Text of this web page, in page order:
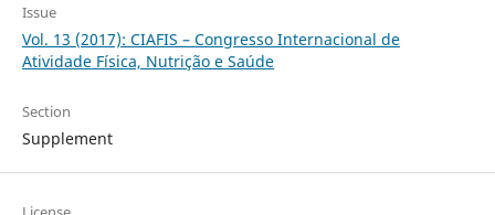
Issue
Vol. 13 (2017): CIAFIS – Congresso Internacional de
Atividade Física, Nutrição e Saúde
Section
Supplement